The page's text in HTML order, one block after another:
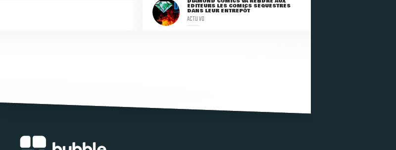
ÉDITEURS LES COMICS SÉQUESTRÉS
DANS LEUR ENTREPÔT
ACTU VO